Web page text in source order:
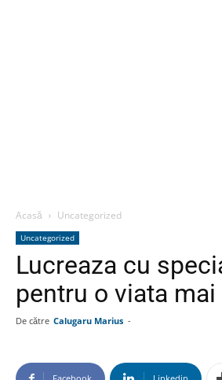
Acasă Uncategorized
Uncategorized
Lucreaza cu
pentru o viata
De către Calugaru Marius -